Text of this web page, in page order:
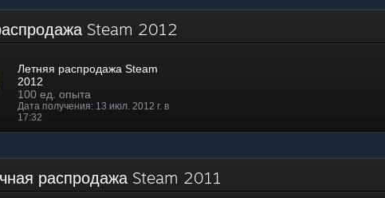
Steam 2012
Летняя распродажа Steam
2012
100 ед. опыта
Дата получения: 13 июл. 2012 г. в
17:32
распродажа Steam 2011